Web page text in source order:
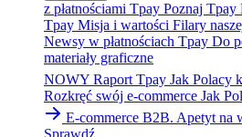
z płatnościami Tpay Poznaj Tpay
Tpay Misja i wartości Filary
Newsy w płatnościach Tpay Do
materiały graficzne
NOWY Raport Tpay Jak Polacy
Rozkręć swój e-commerce Jak
E-commerce B2B. Apetyt na
Sprawdź